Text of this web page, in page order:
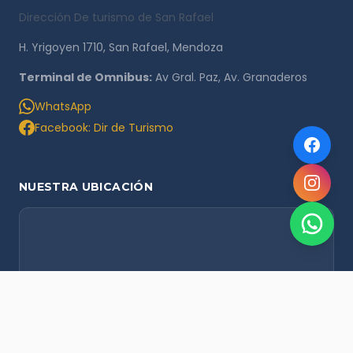
Dirección De turismo de San Rafael
H. Yrigoyen 1710, San Rafael, Mendoza
Terminal de Omnibus: Av Gral. Paz, Av. Granaderos
WhatsApp
Facebook: Dir de Turismo
NUESTRA UBICACIÓN